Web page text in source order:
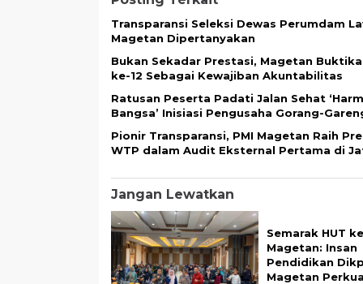
Transparansi Seleksi Dewas Perumdam
Magetan Dipertanyakan
Bukan Sekadar Prestasi, Magetan
ke-12 Sebagai Kewajiban Akuntabilitas
Ratusan Peserta Padati Jalan Sehat
Bangsa’ Inisiasi Pengusaha Gorang-
Pionir Transparansi, PMI Magetan Raih
WTP dalam Audit Eksternal Pertama di
Jangan Lewatkan
Semarak HUT
Magetan: Insan
Pendidikan
Magetan